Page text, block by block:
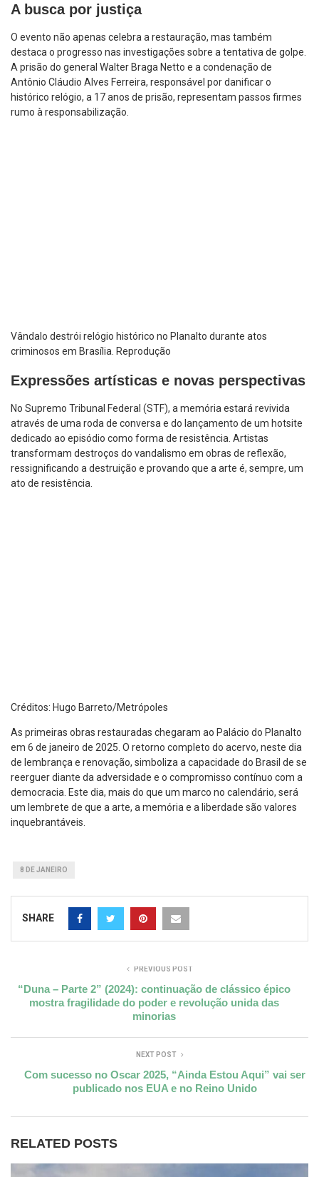
A busca por justiça
O evento não apenas celebra a restauração, mas também
destaca o progresso nas investigações sobre a tentativa de golpe.
A prisão do general Walter Braga Netto e a condenação de
Antônio Cláudio Alves Ferreira, responsável por danificar o
histórico relógio, a 17 anos de prisão, representam passos firmes
rumo à responsabilização.
Vândalo destrói relógio histórico no Planalto durante atos
criminosos em Brasília. Reprodução
Expressões artísticas e novas perspectivas
No Supremo Tribunal Federal (STF), a memória estará revivida
através de uma roda de conversa e do lançamento de um hotsite
dedicado ao episódio como forma de resistência. Artistas
transformam destroços do vandalismo em obras de reflexão,
ressignificando a destruição e provando que a arte é, sempre, um
ato de resistência.
Créditos: Hugo Barreto/Metrópoles
As primeiras obras restauradas chegaram ao Palácio do Planalto
em 6 de janeiro de 2025. O retorno completo do acervo, neste dia
de lembrança e renovação, simboliza a capacidade do Brasil de se
reerguer diante da adversidade e o compromisso contínuo com a
democracia. Este dia, mais do que um marco no calendário, será
um lembrete de que a arte, a memória e a liberdade são valores
inquebrantáveis.
8 DE JANEIRO
SHARE
PREVIOUS POST
“Duna – Parte 2” (2024): continuação de clássico épico
mostra fragilidade do poder e revolução unida das
minorias
NEXT POST
Com sucesso no Oscar 2025, “Ainda Estou Aqui” vai ser
publicado nos EUA e no Reino Unido
RELATED POSTS